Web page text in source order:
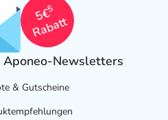
5€
5
Rabatt
Newsletters
& Gutscheine